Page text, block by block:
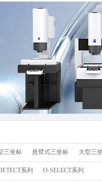
百叶窗图片
三坐标 悬臂式三坐标 大型三
系列 O-SELECT系列